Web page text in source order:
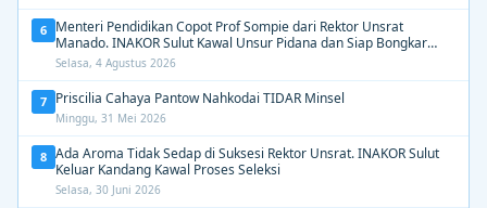
6 Menteri Pendidikan Copot Prof Sompie dari Rektor Unsrat
Manado. INAKOR Sulut Kawal Unsur Pidana dan Siap Bongkar
Aroma Busuk di Suksesi Rektor
Selasa, 4 Agustus 2026
7 Priscilia Cahaya Pantow Nahkodai TIDAR Minsel
Minggu, 31 Mei 2026
8 Ada Aroma Tidak Sedap di Suksesi Rektor Unsrat. INAKOR Sulut
Keluar Kandang Kawal Proses Seleksi
Selasa, 30 Juni 2026